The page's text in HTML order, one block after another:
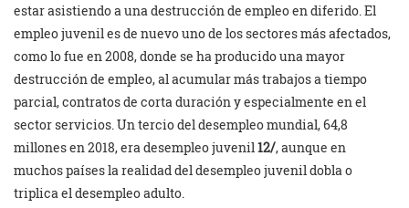
estar asistiendo a una destrucción de empleo en diferido. El
empleo juvenil es de nuevo uno de los sectores más afectados,
como lo fue en 2008, donde se ha producido una mayor
destrucción de empleo, al acumular más trabajos a tiempo
parcial, contratos de corta duración y especialmente en el
sector servicios. Un tercio del desempleo mundial, 64,8
millones en 2018, era desempleo juvenil 12/, aunque en
muchos países la realidad del desempleo juvenil dobla o
triplica el desempleo adulto.